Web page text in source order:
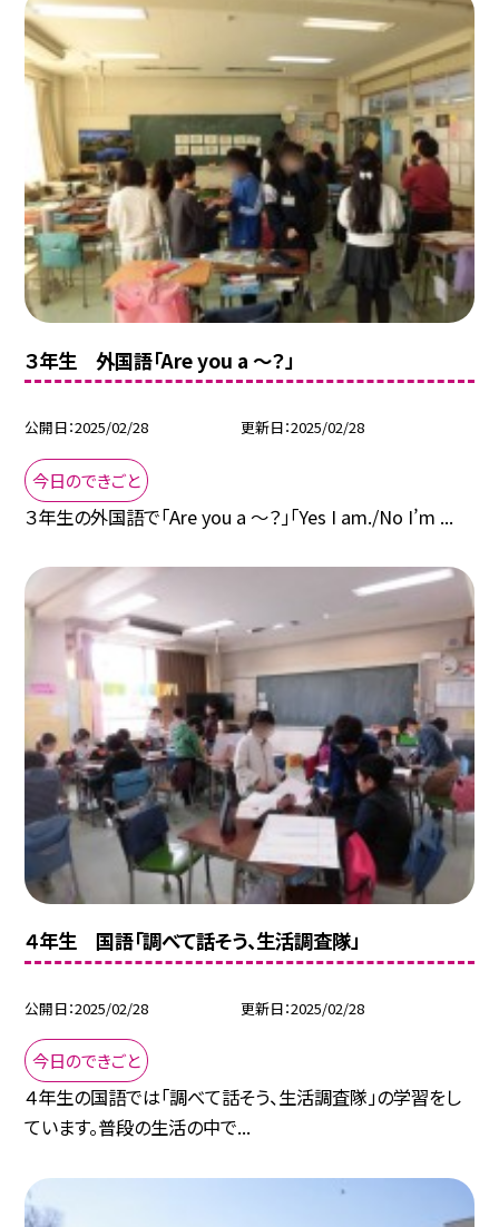
３年生 外国語「Are you a ～？」
公開日 2025/02/28 更新日 2025/02/28
今日のできごと
３年生の外国語で「Are you a ～？」「Yes I am./No I’m ...
４年生 国語「調べて話そう、生活調査隊」
公開日 2025/02/28 更新日 2025/02/28
今日のできごと
４年生の国語では「調べて話そう、生活調査隊」の学習をし
ています。普段の生活の中で...